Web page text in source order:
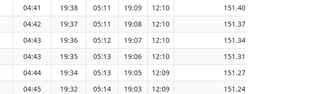
04:41 19:38 05:11 19:09 12:10
151.40
04:42 19:37 05:11 19:08 12:10
151.37
04:43 19:36 05:12 19:07 12:10
151.34
04:43 19:35 05:13 19:06 12:10
151.31
04:44 19:34 05:13 19:05 12:09
151.27
04:45 19:32 05:14 19:03 12:09
151.24